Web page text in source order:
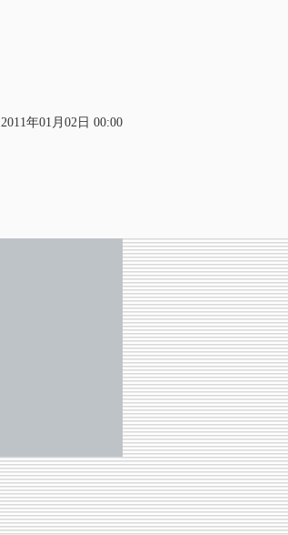
2011年01月02日 00:00